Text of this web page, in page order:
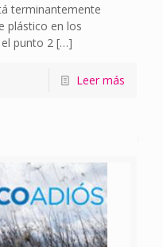
terminantemente
plástico en los
punto 2 […]
Leer más